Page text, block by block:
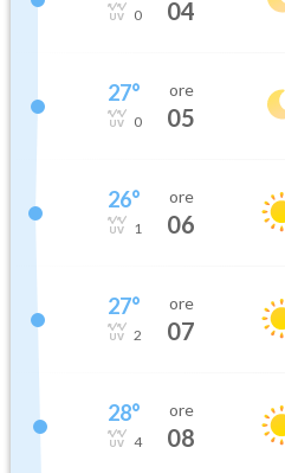
0 04
27°
0
ore
05
26°
1
ore
06
27°
2
ore
07
28°
4
ore
08